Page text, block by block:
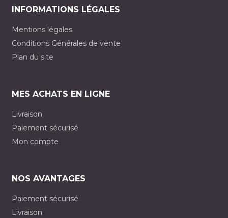
INFORMATIONS LÉGALES
Mentions légales
Conditions Générales de vente
Plan du site
MES ACHATS EN LIGNE
Livraison
Paiement sécurisé
Mon compte
NOS AVANTAGES
Paiement sécurisé
Livraison